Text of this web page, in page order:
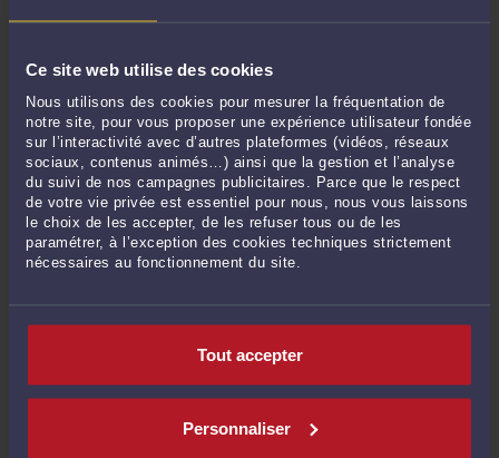
Ce site web utilise des cookies
Nous utilisons des cookies pour mesurer la fréquentation de
notre site, pour vous proposer une expérience utilisateur fondée
sur l’interactivité avec d’autres plateformes (vidéos, réseaux
sociaux, contenus animés…) ainsi que la gestion et l’analyse
du suivi de nos campagnes publicitaires. Parce que le respect
de votre vie privée est essentiel pour nous, nous vous laissons
le choix de les accepter, de les refuser tous ou de les
paramétrer, à l’exception des cookies techniques strictement
nécessaires au fonctionnement du site.
Tout accepter
Personnaliser
POSER UNE QUESTION ÉCRITE
DERNIÈRES PUBLICATIONS
Usage du Téléphone au volant: Attention à la suspension!-Le 27 mai 2020 à
12:47
Le permis de conduire probatoire-Le 11 mai 2020 à 17:26
Victime d'accident de la circulation: l'expertise médicale, l'étape clé du
Vitres teintées : Que faire en cas de verbalisation?